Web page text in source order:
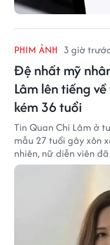
PHIM ẢNH 3 giờ
Đệ nhất mỹ
Lâm lên tiếng
kém 36 tuổi
Tin Quan Chi Lâm ở
mẫu 27 tuổi gây xôn
nhiên, nữ diễn viên
này.